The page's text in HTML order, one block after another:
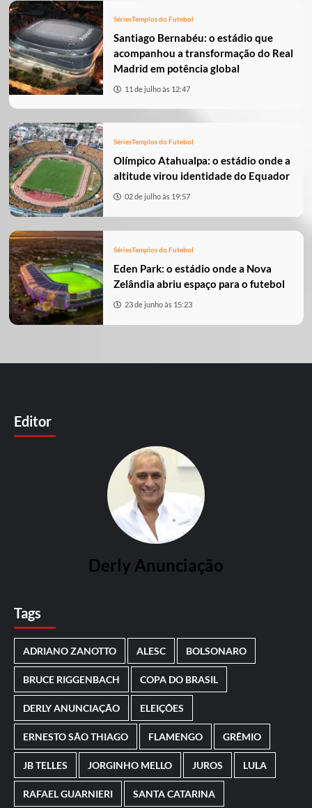
SériesTemplos do Futebol
Santiago Bernabéu: o estádio que
acompanhou a transformação do Real
Madrid em potência global
11 de julho às 12:47
SériesTemplos do Futebol
Olímpico Atahualpa: o estádio onde a
altitude virou identidade do Equador
02 de julho às 19:57
SériesTemplos do Futebol
Eden Park: o estádio onde a Nova
Zelândia abriu espaço para o futebol
23 de junho às 15:23
Editor
Derly Anunciação
Tags
ADRIANO ZANOTTO ALESC BOLSONARO
BRUCE RIGGENBACH COPA DO BRASIL
DERLY ANUNCIAÇÃO ELEIÇÕES
ERNESTO SÃO THIAGO FLAMENGO GRÊMIO
JB TELLES JORGINHO MELLO JUROS LULA
RAFAEL GUARNIERI SANTA CATARINA